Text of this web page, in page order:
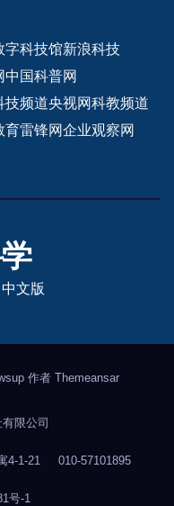
字科技馆新浪科技
中国科普网
技频道央视网科教频道
育雷锋网企业观察网
文版
作者 Themeansar
有限公司
4-1-21 010-57101895
号-1